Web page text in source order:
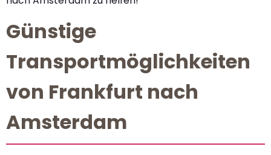
Günstige
Transportmöglichkeiten
von Frankfurt nach
Amsterdam